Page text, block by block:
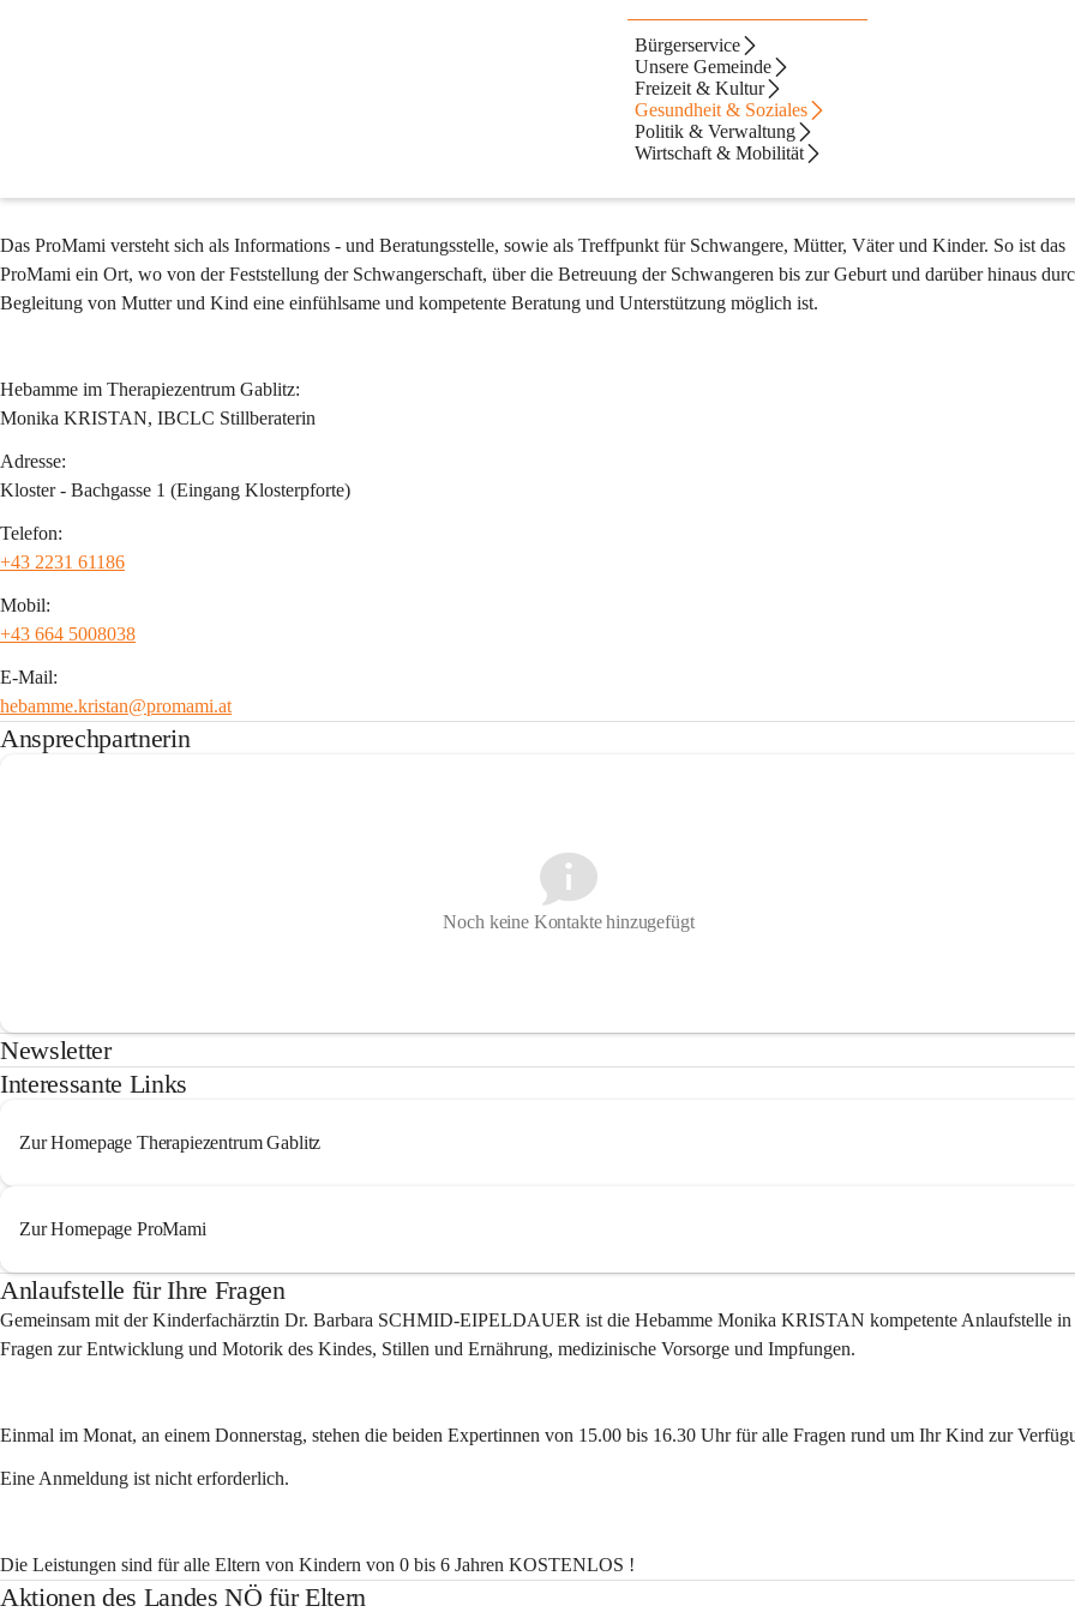
Bürgerservice
Unsere Gemeinde
Freizeit & Kultur
Gesundheit & Soziales
Politik & Verwaltung
Wirtschaft & Mobilität
ProMami Wienerwald - Hebammen für ein gutes Bauchgefühl
JEDEN MITTWOCH ein SCHWANGEREN-TREFFEN mit Frühstück und einem Themen-Vortrag
Das ProMami versteht sich als Informations - und Beratungsstelle, sowie als Treffpunkt für Schwangere, Mütter, Väter und Kinder. So ist das
ProMami ein Ort, wo von der Feststellung der Schwangerschaft, über die Betreuung der Schwangeren bis zur Geburt und darüber hinaus
Begleitung von Mutter und Kind eine einfühlsame und kompetente Beratung und Unterstützung möglich ist.
Hebamme im Therapiezentrum Gablitz:
Monika KRISTAN, IBCLC Stillberaterin
Adresse:
Kloster - Bachgasse 1 (Eingang Klosterpforte)
Telefon:
+43 2231 61186
Mobil:
+43 664 5008038
E-Mail:
hebamme.kristan@promami.at
Ansprechpartnerin
Noch keine Kontakte hinzugefügt
Newsletter
Interessante Links
Zur Homepage Therapiezentrum Gablitz
Zur Homepage ProMami
Anlaufstelle für Ihre Fragen
Gemeinsam mit der Kinderfachärztin Dr. Barbara SCHMID-EIPELDAUER ist die Hebamme Monika KRISTAN kompetente Anlaufstelle
Fragen zur Entwicklung und Motorik des Kindes, Stillen und Ernährung, medizinische Vorsorge und Impfungen.
Einmal im Monat, an einem Donnerstag, stehen die beiden Expertinnen von 15.00 bis 16.30 Uhr für alle Fragen rund um Ihr Kind zur
Eine Anmeldung ist nicht erforderlich.
Die Leistungen sind für alle Eltern von Kindern von 0 bis 6 Jahren KOSTENLOS !
Aktionen des Landes NÖ für Eltern